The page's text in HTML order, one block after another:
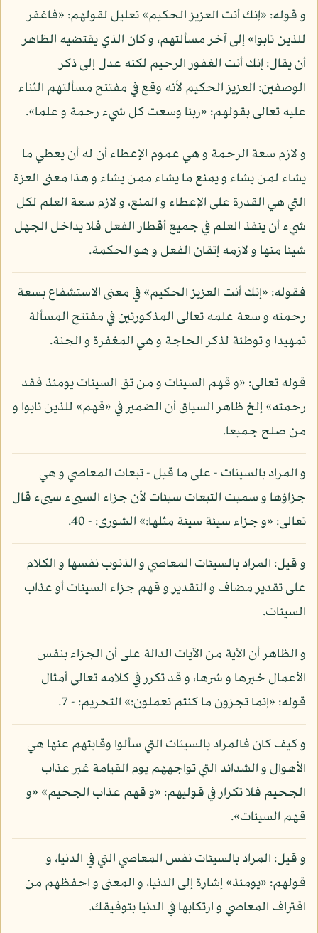
و قوله: «إنك أنت العزيز الحكيم» تعليل لقولهم: «فاغفر
للذين تابوا» إلى آخر مسألتهم، و كان الذي يقتضيه الظاهر
أن يقال: إنك أنت الغفور الرحيم لكنه عدل إلى ذكر
الوصفين: العزيز الحكيم لأنه وقع في مفتتح مسألتهم الثناء
عليه تعالى بقولهم: «ربنا وسعت كل شيء رحمة و علما».
و لازم سعة الرحمة و هي عموم الإعطاء أن له أن يعطي ما
يشاء لمن يشاء و يمنع ما يشاء ممن يشاء و هذا معنى العزة
التي هي القدرة على الإعطاء و المنع، و لازم سعة العلم لكل
شيء أن ينفذ العلم في جميع أقطار الفعل فلا يداخل الجهل
شيئا منها و لازمه إتقان الفعل و هو الحكمة.
فقوله: «إنك أنت العزيز الحكيم» في معنى الاستشفاع بسعة
رحمته و سعة علمه تعالى المذكورتين في مفتتح المسألة
تمهيدا و توطئة لذكر الحاجة و هي المغفرة و الجنة.
قوله تعالى: «و قهم السيئات و من تق السيئات يومئذ فقد
رحمته» إلخ ظاهر السياق أن الضمير في «قهم» للذين تابوا و
من صلح جميعا.
و المراد بالسيئات - على ما قيل - تبعات المعاصي و هي
جزاؤها و سميت التبعات سيئات لأن جزاء السيىء سيىء قال
تعالى: «و جزاء سيئة سيئة مثلها:» الشورى: - 40.
و قيل: المراد بالسيئات المعاصي و الذنوب نفسها و الكلام
على تقدير مضاف و التقدير و قهم جزاء السيئات أو عذاب
السيئات.
و الظاهر أن الآية من الآيات الدالة على أن الجزاء بنفس
الأعمال خيرها و شرها، و قد تكرر في كلامه تعالى أمثال
قوله: «إنما تجزون ما كنتم تعملون:» التحريم: - 7.
و كيف كان فالمراد بالسيئات التي سألوا وقايتهم عنها هي
الأهوال و الشدائد التي تواجههم يوم القيامة غير عذاب
الجحيم فلا تكرار في قوليهم: «و قهم عذاب الجحيم» «و
قهم السيئات».
و قيل: المراد بالسيئات نفس المعاصي التي في الدنيا، و
قولهم: «يومئذ» إشارة إلى الدنيا، و المعنى و احفظهم من
اقتراف المعاصي و ارتكابها في الدنيا بتوفيقك.